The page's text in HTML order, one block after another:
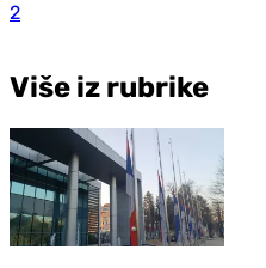
2
Više iz rubrike